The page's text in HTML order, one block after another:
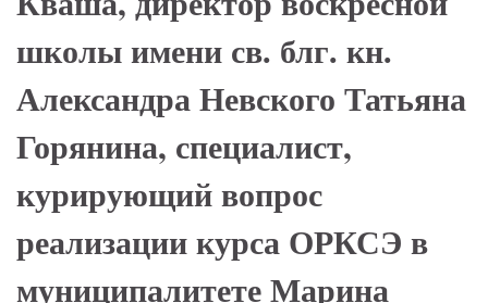
школы имени св. блг. кн.
Александра Невского Татьяна
Горянина, специалист,
курирующий вопрос
реализации курса ОРКСЭ в
муниципалитете Марина